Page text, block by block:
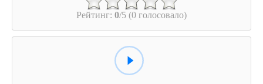
Рейтинг: 0/5 (0 голосовало)